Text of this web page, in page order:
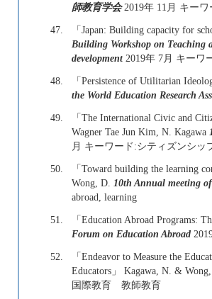
師教育学会2019年 11月 キー
47.
「Japan: Building capacity for
Building Workshop on Teaching
development2019年 7月 キーワ
48.
「Persistence of Utilitarian
the World Education Research
49.
「The International Civic and
Wagner Tae Jun Kim, N. Kagawa
月 キーワード:シティズンシッ
50.
「Toward building the learning
Wong, D. 10th Annual meeting
abroad, learning
51.
「Education Abroad Programs:
Forum on Education Abroad
52.
「Endeavor to Measure the
Educators」 Kagawa, N. &
国際教育 教師教育